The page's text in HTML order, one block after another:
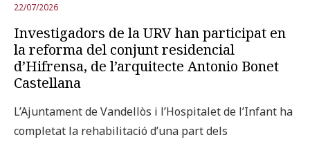
22/07/2026
Investigadors de la URV han participat en
la reforma del conjunt residencial
d’Hifrensa, de l’arquitecte Antonio Bonet
Castellana
L’Ajuntament de Vandellòs i l’Hospitalet de l’Infant ha
completat la rehabilitació d’una part dels